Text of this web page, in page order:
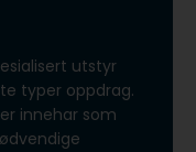
utstyr
typer oppdrag.
innehar som